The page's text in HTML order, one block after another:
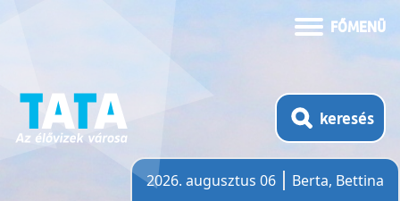
FŐMENÜ
keresés
2026. augusztus 06
Berta, Bettina